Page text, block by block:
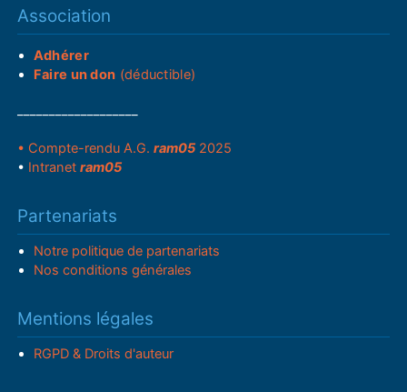
Association
Adhérer
Faire un don (déductible)
• Compte-rendu A.G.ram05 2025
• Intranetram05
Partenariats
Notre politique de partenariats
Nos conditions générales
Mentions légales
RGPD & Droits d'auteur